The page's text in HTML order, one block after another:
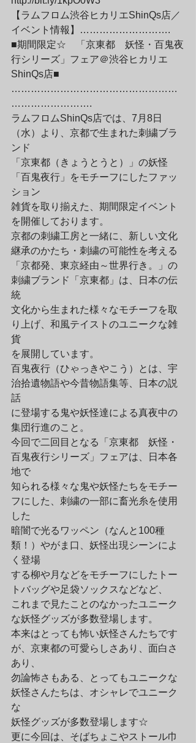
【ラムフロム渋谷ヒカリエShinQs店／
イベント情報】……………………….
■期間限定☆　「京東都　妖怪・百鬼夜
行シリーズ」フェア＠渋谷ヒカリエ
ShinQs店■
……………………………………………
…………………….
ラムフロムShinQs店では、7月8日
（水）より、京都で生まれた刺繍ブラ
ンド
「京東都（きょうとうと）」の妖怪
「百鬼夜行」をモチーフにしたファッ
ション
雑貨を取り揃えた、期間限定イベント
を開催しております。
京都の刺繍工房と一緒に、新しい文化
継承のかたち・刺繍の可能性を考える
「京都発、東京経由～世界行き。」の
刺繍ブランド「京東都」は、日本の伝
統
文化から生まれた様々なモチーフを取
り上げ、和風テイストのユニークな雑
貨
を展開しています。
百鬼夜行（ひゃっきやこう）とは、宇
治拾遺物語や今昔物語集等、日本の説
話
に登場する鬼や妖怪達による真夜中の
集団行進のこと。
今回で二回目となる「京東都　妖怪・
百鬼夜行シリーズ」フェアは、日本各
地で
知られる様々な鬼や妖怪たちをモチー
フにした、刺繍の一部に畜光糸を使用
した
暗闇で光るワッペン（なんと100種
類！）やがま口、妖怪出現シーンによ
く登場
する柳や月などをモチーフにしたトー
トバッグや足袋ソックスなどなど、
これまで見たことのなかったユニーク
な妖怪グッズが多数登場します。
本来はとっても怖い妖怪さんたちです
が、京東都の可愛らしさあり、面白さ
あり、
勿論怖さもある、とってもユニークな
妖怪さんたちは、オシャレでユニーク
な
妖怪グッズが多数登場します☆
更に今回は、そばちょこやストール巾